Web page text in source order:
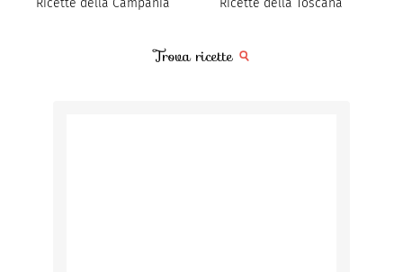
Ricette della Campania
Ricette della Toscana
Trova ricette